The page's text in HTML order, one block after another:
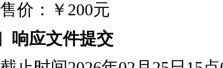
售价：￥ 200元
响应文件提交